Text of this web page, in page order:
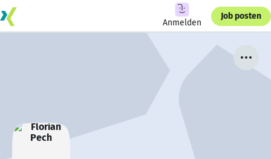
Anmelden
Job posten